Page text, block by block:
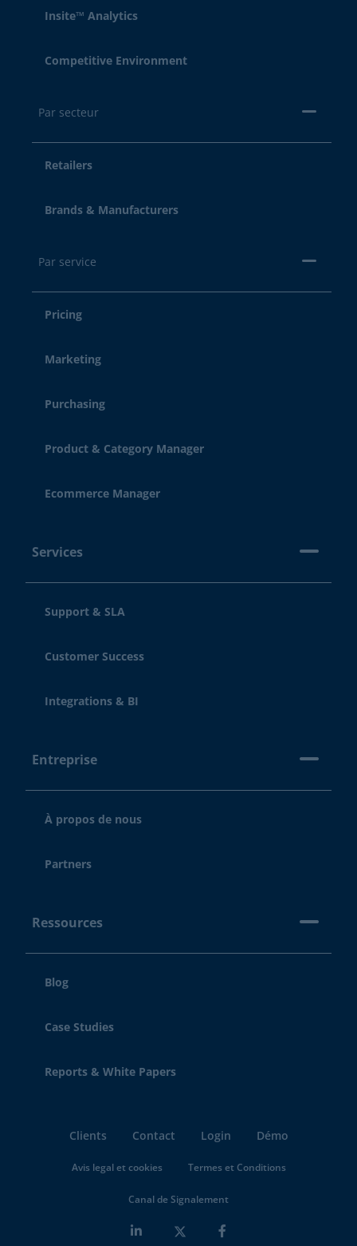
Insite™ Analytics
Competitive Environment
Par secteur
Retailers
Brands & Manufacturers
Par service
Pricing
Marketing
Purchasing
Product & Category Manager
Ecommerce Manager
Services
Support & SLA
Customer Success
Integrations & BI
Entreprise
À propos de nous
Partners
Ressources
Blog
Case Studies
Reports & White Papers
Clients Contact Login Démo
Avis legal et cookies Termes et Conditions
Canal de Signalement